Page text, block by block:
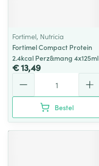
Fortimel, Nutricia
Fortimel Compact Protein
2.4kcal Perz&mang 4x125ml
€ 13,49
Bestel